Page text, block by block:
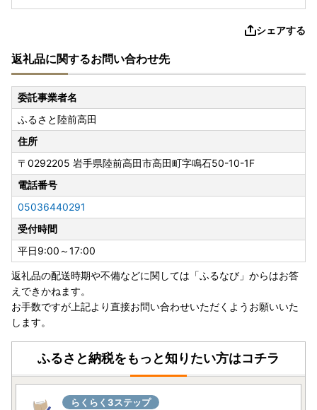
シェアする
返礼品に関するお問い合わせ先
委託事業者名
ふるさと陸前高田
住所
〒0292205 岩手県陸前高田市高田町字鳴石50-10-1F
電話番号
05036440291
受付時間
平日9:00～17:00
返礼品の配送時期や不備などに関しては「ふるなび」からはお答
えできかねます。
お手数ですが上記より直接お問い合わせいただくようお願いいた
します。
ふるさと納税をもっと知りたい方はコチラ
らくらく3ステップ